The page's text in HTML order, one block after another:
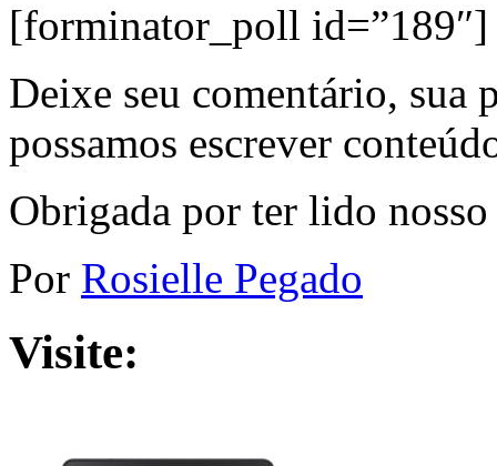
[forminator_poll id=”189″]
Deixe seu comentário, sua
possamos escrever
Obrigada por ter lido
Por Rosielle Pegado
Visite: